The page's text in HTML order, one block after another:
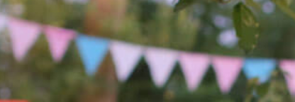
Restaurant
イベント